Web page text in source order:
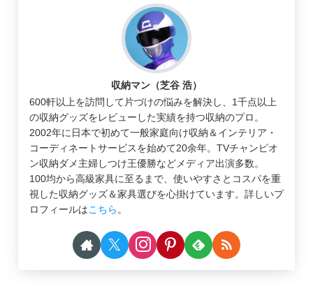
収納マン（芝谷 浩）
600軒以上を訪問して片づけの悩みを解決し、1千点以上
の収納グッズをレビューした実績を持つ収納のプロ。
2002年に日本で初めて一般家庭向け収納＆インテリア・
コーディネートサービスを始めて20余年。TVチャンピオ
ン収納ダメ主婦しつけ王優勝などメディア出演多数。
100均から高級家具に至るまで、使いやすさとコスパを重
視した収納グッズ＆家具選びを心掛けています。詳しいプ
ロフィールはこちら 。